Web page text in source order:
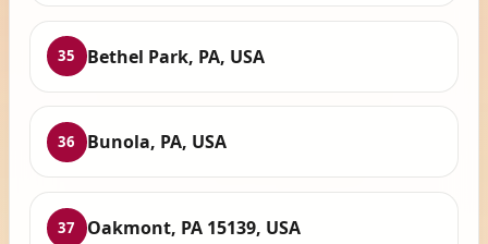
35 Bethel Park, PA, USA
36 Bunola, PA, USA
37 Oakmont, PA 15139, USA